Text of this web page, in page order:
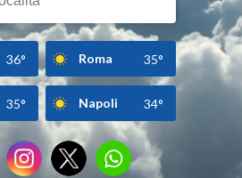
36° Roma 35°
35° Napoli 34°